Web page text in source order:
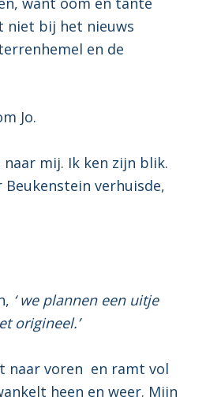
niet bij het nieuws
en de
Jo.
mij. Ik ken zijn blik.
Beukenstein verhuisde,
‘ we plannen een uitje
origineel.’
naar voren en ramt vol
heen en weer. Mijn